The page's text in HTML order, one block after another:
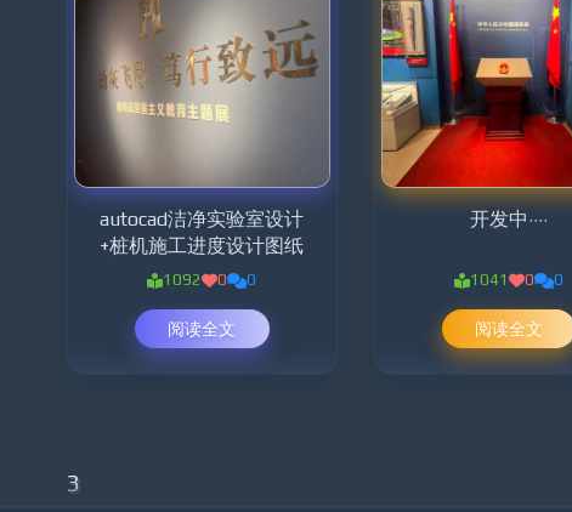
82836769 196515598
759419104 804014250 798597546
369500395
autocad洁净实验室设计
+桩机施工进度设计图纸
1092 0 0
阅读全文
开发中····
1041 0 0
阅读全文
3